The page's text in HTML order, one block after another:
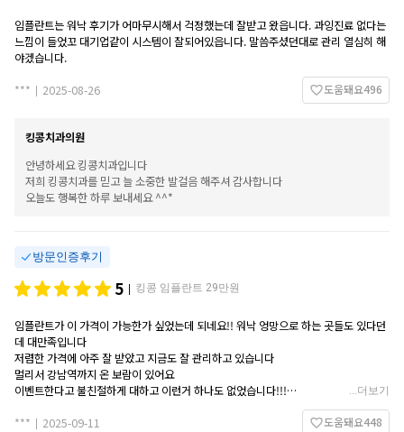
임플란트는 워낙 후기가 어마무시해서 걱정했는데 잘받고 왔읍니다. 과잉진료 없다는
느낌이 들었꼬 대기업같이 시스템이 잘되어있읍니다. 말씀주셨던대로 관리 열심히 해
야겠습니다.
*** | 2025-08-26 도움돼요496
킹콩치과의원
안녕하세요 킹콩치과입니다
저희 킹콩치과를 믿고 늘 소중한 발걸음 해주셔 감사합니다
오늘도 행복한 하루 보내세요 ^^*
방문인증후기
5 | 킹콩 임플란트 29만원
임플란트가 이 가격이 가능한가 싶었는데 되네요!! 워낙 엉망으로 하는 곳들도 있다던
데 대만족입니다
저렴한 가격에 아주 잘 받았고 지금도 잘 관리하고 있습니다
멀리서 강남역까지 온 보람이 있어요
이벤트한다고 불친절하게 대하고 이런거 하나도 없었습니다!!!
앞으로 어떻게 관리해야되는지 상세하게 설명해주셔서 좋았습니다.
...더보기
*** | 2025-09-11 도움돼요448